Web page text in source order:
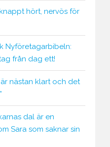
hört, nervös för
Nyföretagarbibeln:
från dag ett!
nästan klart och det
dal är en
Sara som saknar sin